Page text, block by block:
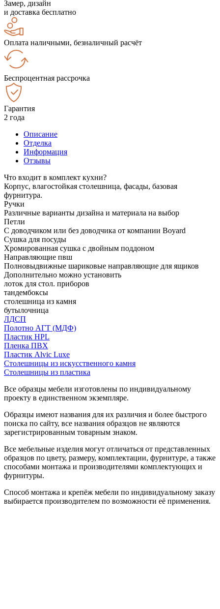
Замер, дизайн
и доставка бесплатно
Оплата наличными, безналичный расчёт
Беспроцентная рассрочка
Гарантия
2 года
Описание
Отделка
Информация
Отзывы
Что входит в комплект кухни?
Корпус, влагостойкая столешница, фасады, базовая
фурнитура.
Ручки
Различные варианты дизайна и материала на выбор
Петли
С доводчиком или без доводчика от компании Boyard
Сушка для посуды
Хромированная сушка с двойным поддоном
Направляющие пвш
Полновыдвижные шариковые направляющие для ящиков
Дополнительно можно установить
лоток для стол. приборов
тандембоксы
столешница из камня
бутылочница
ЛДСП
Полотно АГТ (МДФ)
Пластик HPL
Пленка ПВХ
Пластик Alvic Luxe
Столешницы из искусственного камня
Столешницы из пластика
Все образцы мебели изготовлены по индивидуальному
проекту в единственном экземпляре.
Образцы имеют названия для их различия и более быстрого
поиска по сайту, все названия образцов не являются
зарегистрированным товарным знаком.
Все мебельные изделия могут отличаться от представленных
образцов по цвету, размеру, комплектации, фурнитуре, а также
способами монтажа и производителями комплектующих и
фурнитуры.
Способ монтажа и крепёж мебели по индивидуальному заказу
выбирается производителем по возможности её применения.